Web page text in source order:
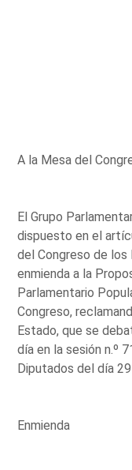
A la Mesa del
El Grupo
dispuesto en el
del Congreso de
enmienda a la
Parlamentario
Congreso,
Estado, que se
día en la sesión n.º
Diputados del día
Enmienda